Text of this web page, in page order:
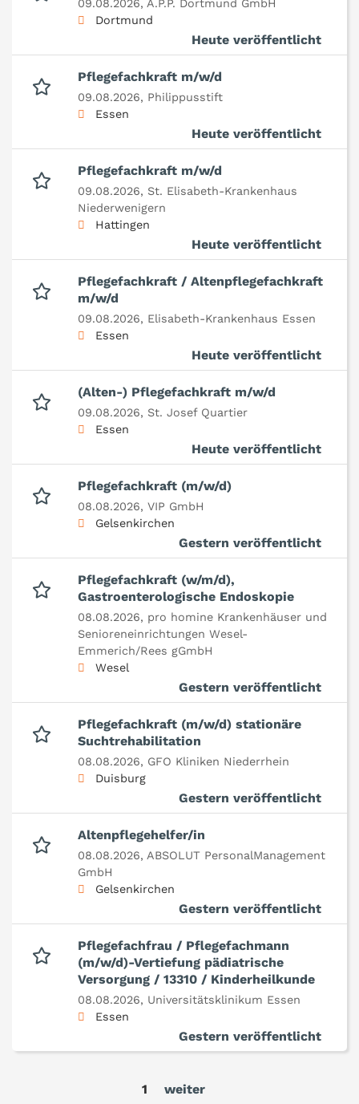
09.08.2026, A.P.P. Dortmund GmbH
Dortmund
Heute veröffentlicht
Pflegefachkraft m/w/d
09.08.2026, Philippusstift
Essen
Heute veröffentlicht
Pflegefachkraft m/w/d
09.08.2026, St. Elisabeth-Krankenhaus
Niederwenigern
Hattingen
Heute veröffentlicht
Pflegefachkraft / Altenpflegefachkraft
m/w/d
09.08.2026, Elisabeth-Krankenhaus Essen
Essen
Heute veröffentlicht
(Alten-) Pflegefachkraft m/w/d
09.08.2026, St. Josef Quartier
Essen
Heute veröffentlicht
Pflegefachkraft (m/w/d)
08.08.2026, VIP GmbH
Gelsenkirchen
Gestern veröffentlicht
Pflegefachkraft (w/m/d),
Gastroenterologische Endoskopie
08.08.2026, pro homine Krankenhäuser und
Senioreneinrichtungen Wesel-
Emmerich/Rees gGmbH
Wesel
Gestern veröffentlicht
Pflegefachkraft (m/w/d) stationäre
Suchtrehabilitation
08.08.2026, GFO Kliniken Niederrhein
Duisburg
Gestern veröffentlicht
Altenpflegehelfer/in
08.08.2026, ABSOLUT PersonalManagement
GmbH
Gelsenkirchen
Gestern veröffentlicht
Pflegefachfrau / Pflegefachmann
(m/w/d)-Vertiefung pädiatrische
Versorgung / 13310 / Kinderheilkunde
08.08.2026, Universitätsklinikum Essen
Essen
Gestern veröffentlicht
1 weiter